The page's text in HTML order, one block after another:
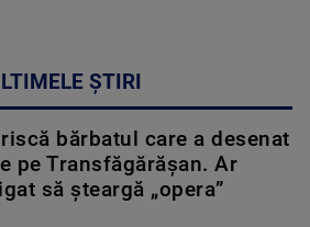
ȘTIRI
bărbatul care a desenat
pe Transfăgărășan. Ar
să șteargă „opera”